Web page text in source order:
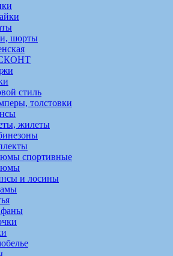
шорты
стиль
толстовки
жилеты
спортивные
и лосины